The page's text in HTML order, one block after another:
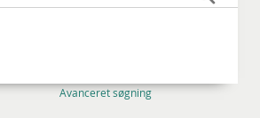
Avanceret søgning